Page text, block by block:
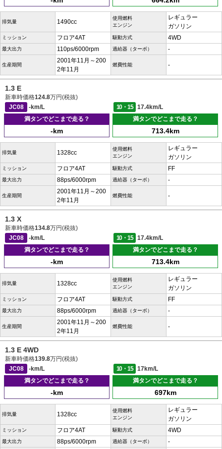
排気量 1490cc
使用燃料
エンジン
レギュラー
ガソリン
ミッション フロア4AT 駆動方式 4WD
最大出力 110ps/6000rpm 過給器（ターボ） -
生産期間
2001年11月～200
2年11月
燃費性能 -
1.3 E
新車時価格124.8万円(税抜)
JC08
-km/L 10・15
17.4km/L
満タンでどこまで走る？
-km
満タンでどこまで走る？
713.4km
排気量 1328cc
使用燃料
エンジン
レギュラー
ガソリン
ミッション フロア4AT 駆動方式 FF
最大出力 88ps/6000rpm 過給器（ターボ） -
生産期間
2001年11月～200
2年11月
燃費性能 -
1.3 X
新車時価格134.8万円(税抜)
JC08
-km/L 10・15
17.4km/L
満タンでどこまで走る？
-km
満タンでどこまで走る？
713.4km
排気量 1328cc
使用燃料
エンジン
レギュラー
ガソリン
ミッション フロア4AT 駆動方式 FF
最大出力 88ps/6000rpm 過給器（ターボ） -
生産期間
2001年11月～200
2年11月
燃費性能 -
1.3 E 4WD
新車時価格139.8万円(税抜)
JC08
-km/L 10・15
17km/L
満タンでどこまで走る？
-km
満タンでどこまで走る？
697km
排気量 1328cc
使用燃料
エンジン
レギュラー
ガソリン
ミッション フロア4AT 駆動方式 4WD
最大出力 88ps/6000rpm 過給器（ターボ） -